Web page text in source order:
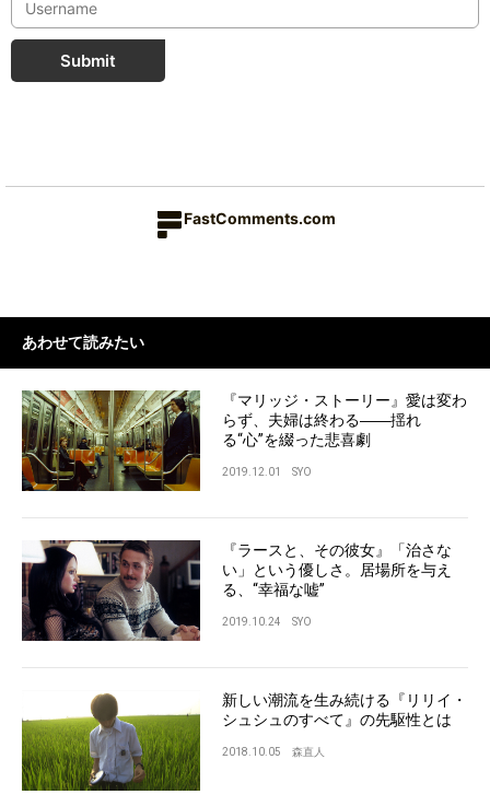
Submit
FastComments.com
あわせて読みたい
『マリッジ・ストーリー』愛は変わ
らず、夫婦は終わる――揺れ
る“心”を綴った悲喜劇
2019.12.01 SYO
『ラースと、その彼女』「治さな
い」という優しさ。居場所を与え
る、“幸福な嘘”
2019.10.24 SYO
新しい潮流を生み続ける『リリイ・
シュシュのすべて』の先駆性とは
2018.10.05 森直人